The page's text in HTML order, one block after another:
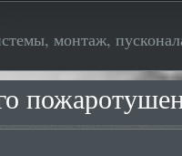
монтаж,